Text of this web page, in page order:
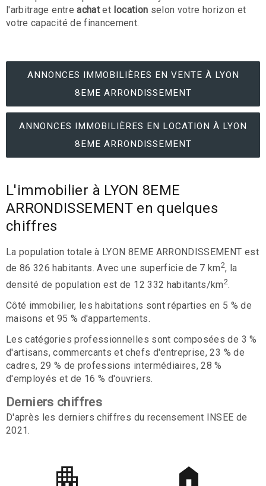
l'arbitrage entreachatet location selon votre horizon et
votre capacité de financement.
ANNONCES IMMOBILIÈRES EN VENTE À LYON
8EME ARRONDISSEMENT
ANNONCES IMMOBILIÈRES EN LOCATION À LYON
8EME ARRONDISSEMENT
L'immobilier à LYON 8EME
ARRONDISSEMENT en quelques
chiffres
La population totale à LYON 8EME ARRONDISSEMENT est
de 86 326 habitants. Avec une superficie de 7 km2, la
densité de population est de 12 332 habitants/km2.
Côté immobilier, les habitations sont réparties en 5 % de
maisons et 95 % d'appartements.
Les catégories professionnelles sont composées de 3 %
d'artisans, commercants et chefs d'entreprise, 23 % de
cadres, 29 % de professions intermédiaires, 28 %
d'employés et de 16 % d'ouvriers.
Derniers chiffres
D'après les derniers chiffres du recensement INSEE de
2021.